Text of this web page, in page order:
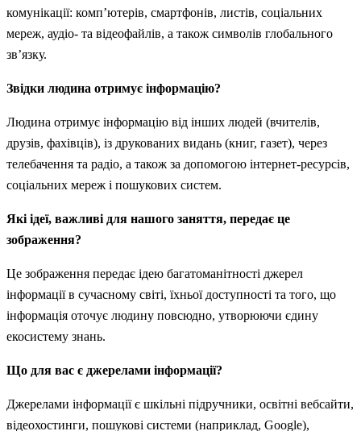
комунікації: комп’ютерів, смартфонів, листів, соціальних
мереж, аудіо- та відеофайлів, а також символів глобального
зв’язку.
Звідки людина отримує інформацію?
Людина отримує інформацію від інших людей (вчителів,
друзів, фахівців), із друкованих видань (книг, газет), через
телебачення та радіо, а також за допомогою інтернет-ресурсів,
соціальних мереж і пошукових систем.
Які ідеї, важливі для нашого заняття, передає це
зображення?
Це зображення передає ідею багатоманітності джерел
інформації в сучасному світі, їхньої доступності та того, що
інформація оточує людину повсюдно, утворюючи єдину
екосистему знань.
Що для вас є джерелами інформації?
Джерелами інформації є шкільні підручники, освітні вебсайти,
відеохостинги, пошукові системи (наприклад, Google),